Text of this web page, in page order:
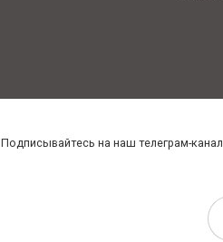
Подписывайтесь на наш телеграм-канал